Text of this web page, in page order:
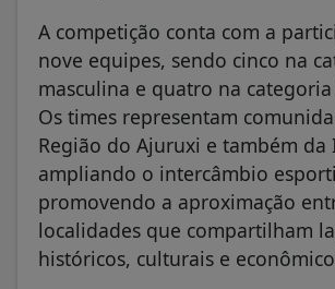
A competição conta com a
nove equipes, sendo cinco na
masculina e quatro na
Os times representam
Região do Ajuruxi e também da
ampliando o intercâmbio
promovendo a aproximação
localidades que compartilham
históricos, culturais e